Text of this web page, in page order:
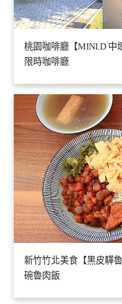
桃園咖啡廳【MINI.D 中
限時咖啡廳
新竹竹北美食【黑皮驊
碗魯肉飯